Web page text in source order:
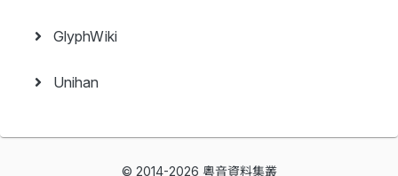
GlyphWiki
Unihan
© 2014-2026 粵音資料集叢